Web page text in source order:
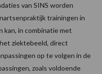
van SINS worden
trainingen in
kan, in combinatie met
ziektebeeld, direct
op te volgen in de
zoals voldoende